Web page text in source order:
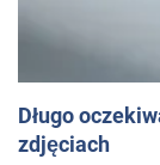
Długo
zdjęciach